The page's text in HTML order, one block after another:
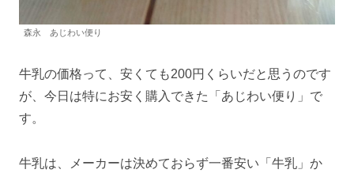
森永 あじわい便り
牛乳の価格って、安くても200円くらいだと思うのです
が、今日は特にお安く購入できた「あじわい便り」で
す。
牛乳は、メーカーは決めておらず一番安い「牛乳」か